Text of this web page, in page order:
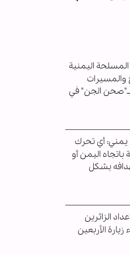
المسلحة اليمنية
والمسيرات
الجن" في
أي تحرك
اليمن أو
بشكل
الزائرين
الأربعين